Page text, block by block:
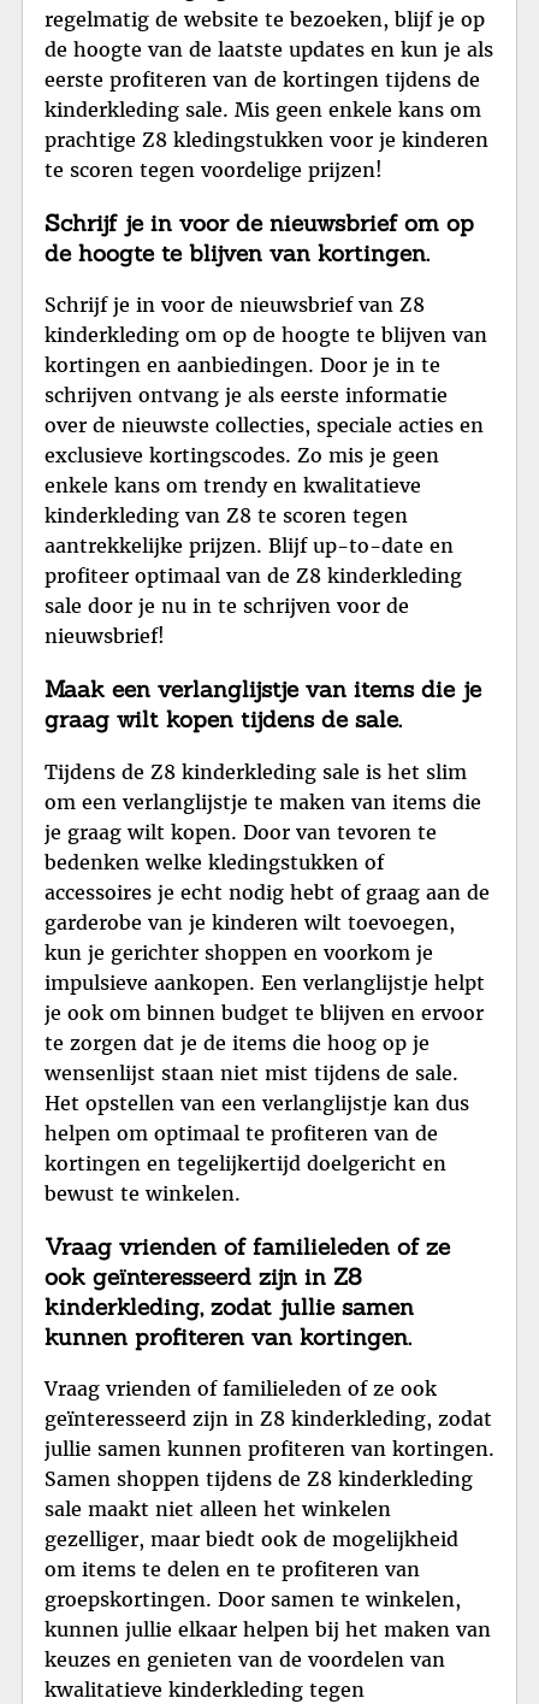
regelmatig de website te bezoeken, blijf je op
de hoogte van de laatste updates en kun je als
eerste profiteren van de kortingen tijdens de
kinderkleding sale. Mis geen enkele kans om
prachtige Z8 kledingstukken voor je kinderen
te scoren tegen voordelige prijzen!
Schrijf je in voor de nieuwsbrief om op
de hoogte te blijven van kortingen.
Schrijf je in voor de nieuwsbrief van Z8
kinderkleding om op de hoogte te blijven van
kortingen en aanbiedingen. Door je in te
schrijven ontvang je als eerste informatie
over de nieuwste collecties, speciale acties en
exclusieve kortingscodes. Zo mis je geen
enkele kans om trendy en kwalitatieve
kinderkleding van Z8 te scoren tegen
aantrekkelijke prijzen. Blijf up-to-date en
profiteer optimaal van de Z8 kinderkleding
sale door je nu in te schrijven voor de
nieuwsbrief!
Maak een verlanglijstje van items die je
graag wilt kopen tijdens de sale.
Tijdens de Z8 kinderkleding sale is het slim
om een verlanglijstje te maken van items die
je graag wilt kopen. Door van tevoren te
bedenken welke kledingstukken of
accessoires je echt nodig hebt of graag aan de
garderobe van je kinderen wilt toevoegen,
kun je gerichter shoppen en voorkom je
impulsieve aankopen. Een verlanglijstje helpt
je ook om binnen budget te blijven en ervoor
te zorgen dat je de items die hoog op je
wensenlijst staan niet mist tijdens de sale.
Het opstellen van een verlanglijstje kan dus
helpen om optimaal te profiteren van de
kortingen en tegelijkertijd doelgericht en
bewust te winkelen.
Vraag vrienden of familieleden of ze
ook geïnteresseerd zijn in Z8
kinderkleding, zodat jullie samen
kunnen profiteren van kortingen.
Vraag vrienden of familieleden of ze ook
geïnteresseerd zijn in Z8 kinderkleding, zodat
jullie samen kunnen profiteren van kortingen.
Samen shoppen tijdens de Z8 kinderkleding
sale maakt niet alleen het winkelen
gezelliger, maar biedt ook de mogelijkheid
om items te delen en te profiteren van
groepskortingen. Door samen te winkelen,
kunnen jullie elkaar helpen bij het maken van
keuzes en genieten van de voordelen van
kwalitatieve kinderkleding tegen